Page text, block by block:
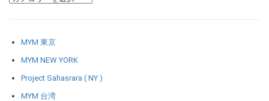
MYM 東京
MYM NEW YORK
Project Sahasrara ( NY )
MYM 台湾